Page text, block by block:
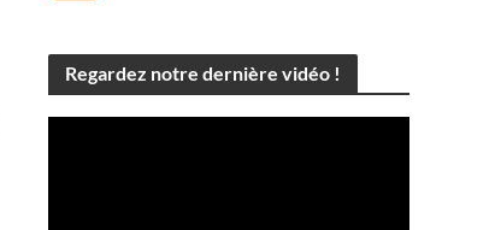
Regardez notre dernière vidéo !